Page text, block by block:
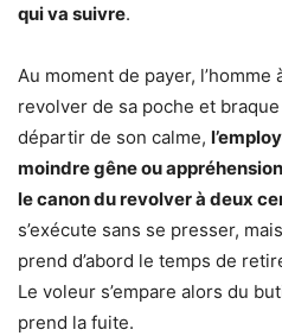
qui va suivre.
Au moment de payer, l’homme
revolver de sa poche et
départir de son calme,
moindre gêne ou
le canon du revolver à deux
s’exécute sans se presser,
prend d’abord le temps de
Le voleur s’empare alors du
prend la fuite.